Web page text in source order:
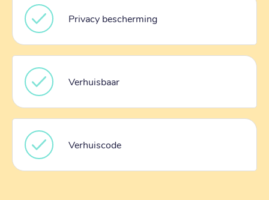
Privacy bescherming
Verhuisbaar
Verhuiscode